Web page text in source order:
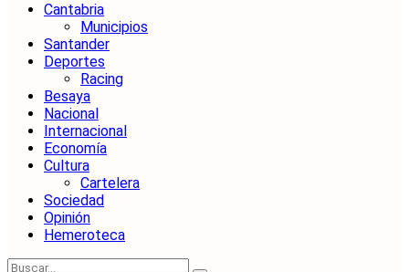
Cantabria
Municipios
Santander
Deportes
Racing
Besaya
Nacional
Internacional
Economía
Cultura
Cartelera
Sociedad
Opinión
Hemeroteca